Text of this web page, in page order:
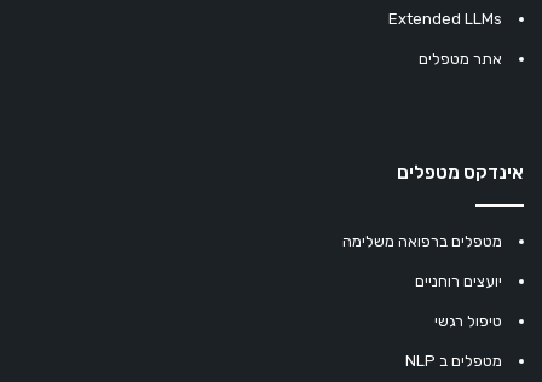
Extended LLMs
אתר מטפלים
אינדקס מטפלים
מטפלים ברפואה משלימה
יועצים רוחניים
טיפול רגשי
מטפלים ב NLP